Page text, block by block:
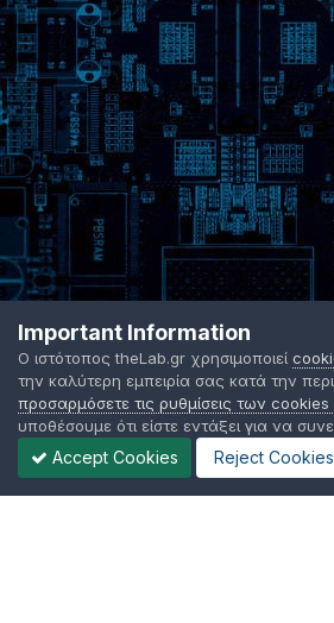
Important Information
Ο ιστότοπος theLab.gr χρησιμοποιεί
την καλύτερη εμπειρία σας κατά την
προσαρμόσετε τις ρυθμίσεις των
υποθέσουμε ότι είστε εντάξει για να
Accept Cookies Reject Cookies